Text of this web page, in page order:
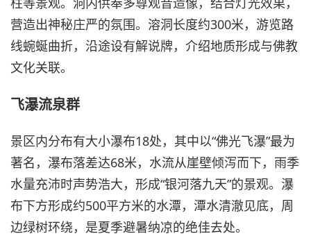
营造出神秘庄严的氛围。溶洞长度约300米，游览路
线蜿蜒曲折，沿途设有解说牌，介绍地质形成与佛教
文化关联。
飞瀑流泉群
景区内分布有大小瀑布18处，其中以“佛光飞瀑”最为
著名，瀑布落差达68米，水流从崖壁倾泻而下，雨季
水量充沛时声势浩大，形成“银河落九天”的景观。瀑
布下方形成约500平方米的水潭，潭水清澈见底，周
边绿树环绕，是夏季避暑纳凉的绝佳去处。